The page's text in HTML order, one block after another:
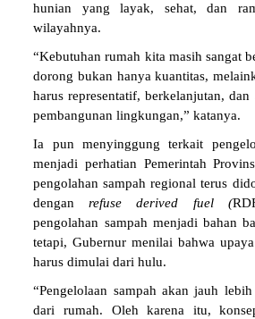
hunian yang layak, sehat, dan
wilayahnya.
“Kebutuhan rumah kita masih sangat
dorong bukan hanya kuantitas,
harus representatif, berkelanjutan, dan
pembangunan lingkungan,” katanya.
Ia pun menyinggung terkait
menjadi perhatian Pemerintah
pengolahan sampah regional terus
denganrefuse derived fuel (
pengolahan sampah menjadi bahan
tetapi, Gubernur menilai bahwa
harus dimulai dari hulu.
“Pengelolaan sampah akan jauh
dari rumah. Oleh karena itu,